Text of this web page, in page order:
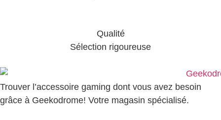
Qualité
Sélection rigoureuse
Trouver l’accessoire gaming dont vous avez besoin
grâce à Geekodrome! Votre magasin spécialisé.